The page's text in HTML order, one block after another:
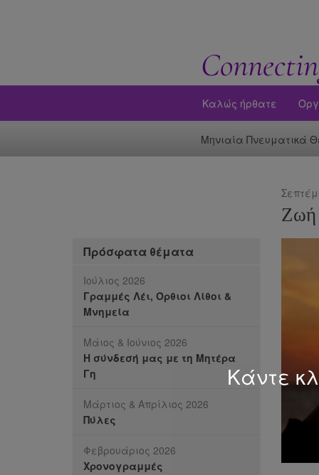
Κάντε
Καλώς ήρθατε
Μηνιαία Πνευματικά
Ζωή
Πρόσφατα θέματα
Ιούλιος 2026
Γραμμές Λέι, Όρθιοι Λίθοι &
Μνημεία
Μάιος & Ιούνιος 2026
Η σύνδεσή μας με τη Μητέρα
Γη
Μάρτιος & Απρίλιος 2026
Πύλες
Φεβρουάριος 2026
Χρονογραμμές